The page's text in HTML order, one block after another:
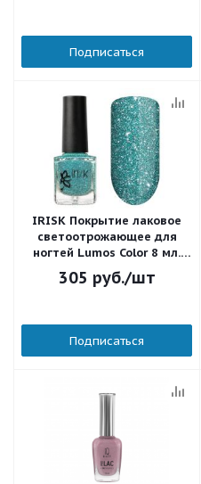
Подписаться
IRISK Покрытие лаковое
светоотрожающее для
ногтей Lumos Color 8 мл.
Д601-12 (008)
305 руб./шт
Подписаться